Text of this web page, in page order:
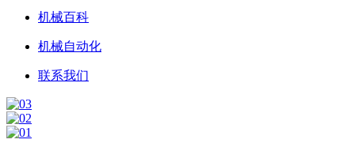
机械百科
机械自动化
联系我们